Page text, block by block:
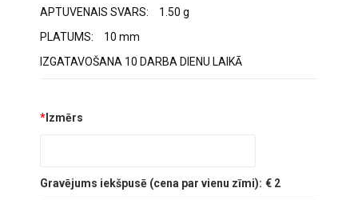
APTUVENAIS SVARS:
1.50 g
PLATUMS:
10 mm
IZGATAVOŠANA 10 DARBA DIENU LAIKĀ
* Izmērs
Gravējums iekšpusē (cena par vienu zīmi): € 2